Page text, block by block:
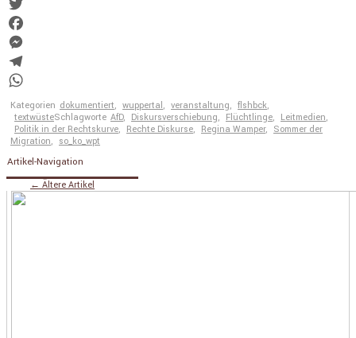
Twitter
Facebook
Messenger
Telegram
WhatsApp
Kategorien dokumentiert, wuppertal, veranstaltung, flshbck,
textwüsteSchlagworte AfD, Diskursverschiebung, Flüchtlinge, Leitmedien,
Politik in der Rechtskurve, Rechte Diskurse, Regina Wamper, Sommer der
Migration, so_ko_wpt
Artikel-Navigation
← Ältere Artikel